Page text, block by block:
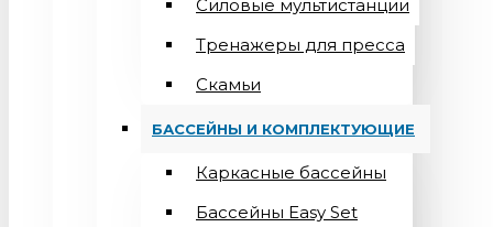
Силовые мультистанции
Тренажеры для пресса
Скамьи
БАССЕЙНЫ И КОМПЛЕКТУЮЩИЕ
Каркасные бассейны
Бассейны Easy Set